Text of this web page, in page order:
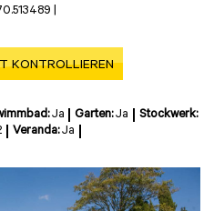
|
KONTROLLIEREN
Ja Garten:Ja
Stockwerk:
Veranda:Ja